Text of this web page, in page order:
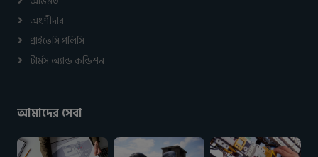
অংশীদার
প্রাইভেসি পলিসি
টার্মস অ্যান্ড কন্ডিশন
আমাদের সেবা